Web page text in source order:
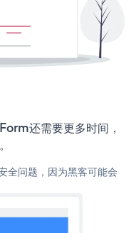
还需要更多时间，
全问题，因为黑客可能会